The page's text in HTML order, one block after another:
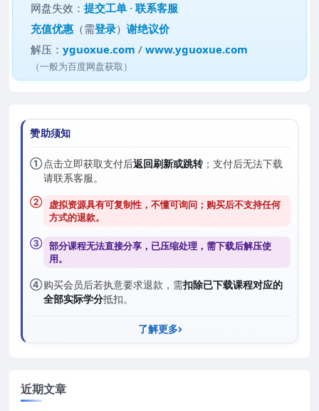
网盘失效：提交工单 ·联系客服
充值优惠 （需登录）谢绝议价
解压：yguoxue.com /www.yguoxue.com
（一般为百度网盘获取）
赞助须知
①点击立即获取支付后返回刷新或跳转；支付后无法下载
请联系客服。
② 虚拟资源具有可复制性，不懂可询问；购买后不支持任何
方式的退款。
③ 部分课程无法直接分享，已压缩处理，需下载后解压使
用。
④购买会员后若执意要求退款，需扣除已下载课程对应的
全部实际学分抵扣。
了解更多
近期文章